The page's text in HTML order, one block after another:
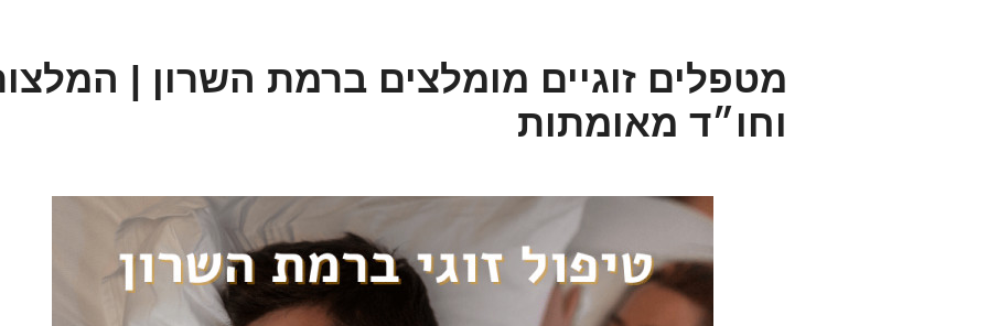
מטפלים זוגיים מומלצים ברמת השרון |
וחו״ד מאומתות